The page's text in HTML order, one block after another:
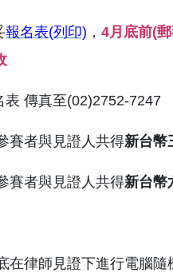
報名表(列印) ， 4月底前(
表 傳真至(02)2752-7247
賽者與見證人共得新台幣
賽者與見證人共得新台幣
在律師見證下進行電腦